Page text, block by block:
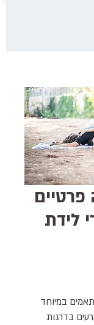
פרטיים
לידת
במיוחד
בדרגות